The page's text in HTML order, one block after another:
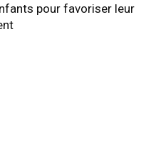
pour favoriser leur